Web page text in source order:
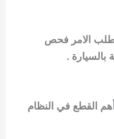
الامر فحص
بالسيارة .
القطع في النظام